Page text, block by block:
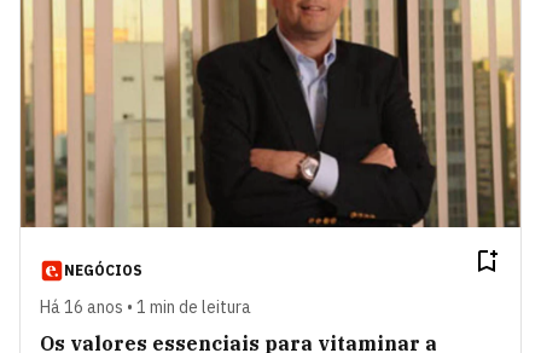
NEGÓCIOS
Há 16 anos • 1 min de leitura
Os valores essenciais para vitaminar a